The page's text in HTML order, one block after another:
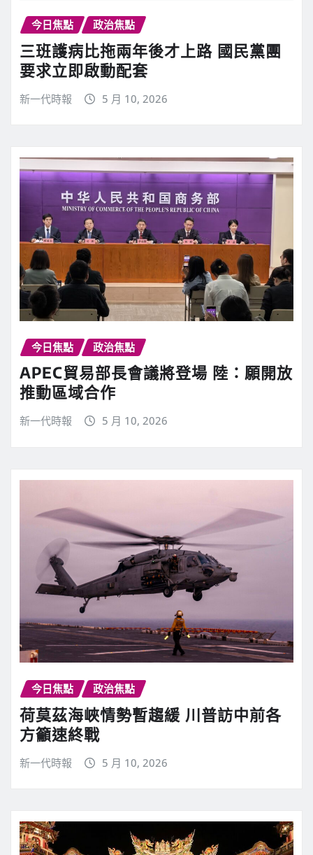
今日焦點 政治焦點
三班護病比拖兩年後才上路 國民黨團
要求立即啟動配套
新一代時報 5 月 10, 2026
今日焦點 政治焦點
APEC貿易部長會議將登場 陸：願開放
推動區域合作
新一代時報 5 月 10, 2026
今日焦點 政治焦點
荷莫茲海峽情勢暫趨緩 川普訪中前各
方籲速終戰
新一代時報 5 月 10, 2026